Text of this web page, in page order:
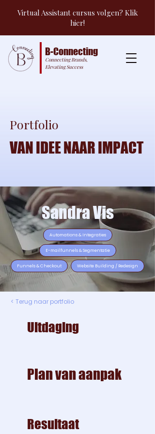
B-Connecting
Connecting Brands,
Elevating Success
Virtual Assistant cursus volgen? Klik
hier!
Portfolio
VAN IDEE NAAR IMPACT
Sandra Vis
Automations & Integraties
E-mailfunnels & Segmentatie
Funnels & Checkout Website Building / Redesign
< Terug naar portfolio
Uitdaging
Plan van aanpak
Resultaat